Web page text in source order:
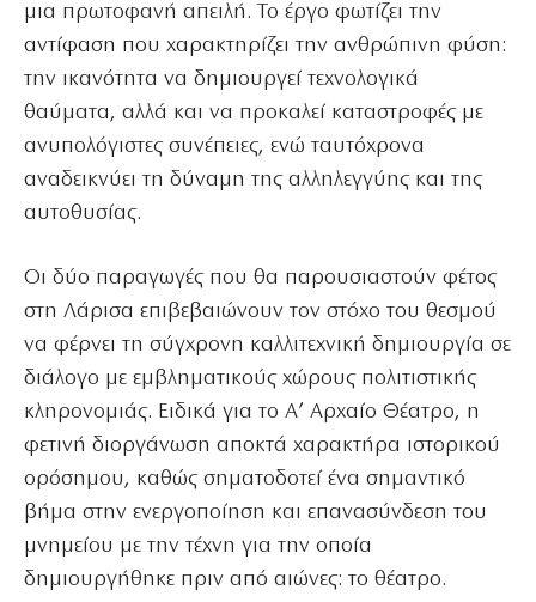
μια πρωτοφανή απειλή. Το έργο φωτίζει την
αντίφαση που χαρακτηρίζει την ανθρώπινη φύση:
την ικανότητα να δημιουργεί τεχνολογικά
θαύματα, αλλά και να προκαλεί καταστροφές με
ανυπολόγιστες συνέπειες, ενώ ταυτόχρονα
αναδεικνύει τη δύναμη της αλληλεγγύης και της
αυτοθυσίας.
Οι δύο παραγωγές που θα παρουσιαστούν φέτος
στη Λάρισα επιβεβαιώνουν τον στόχο του θεσμού
να φέρνει τη σύγχρονη καλλιτεχνική δημιουργία σε
διάλογο με εμβληματικούς χώρους πολιτιστικής
κληρονομιάς. Ειδικά για το Α’ Αρχαίο Θέατρο, η
φετινή διοργάνωση αποκτά χαρακτήρα ιστορικού
ορόσημου, καθώς σηματοδοτεί ένα σημαντικό
βήμα στην ενεργοποίηση και επανασύνδεση του
μνημείου με την τέχνη για την οποία
δημιουργήθηκε πριν από αιώνες: το θέατρο.